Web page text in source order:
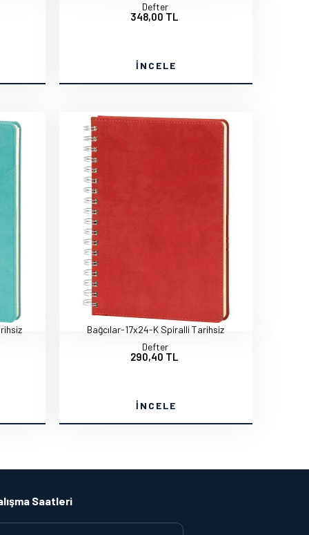
Defter
348,00 TL
İNCELE
Bağcılar-17x24-K Spiralli Tarihsiz
Defter
290,40 TL
İNCELE
Saatleri